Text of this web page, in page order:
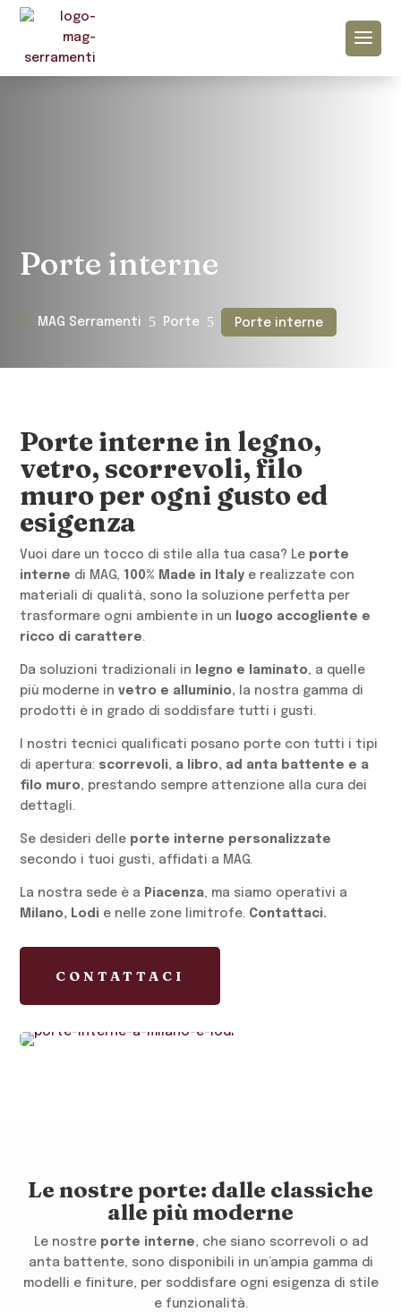
Porte interne
MAG Serramenti 5 Porte 5 Porte interne
Porte interne in legno,
vetro, scorrevoli, filo
muro per ogni gusto ed
esigenza
Vuoi dare un tocco di stile alla tua casa? Le porte
interne di MAG, 100% Made in Italy e realizzate con
materiali di qualità, sono la soluzione perfetta per
trasformare ogni ambiente in un
luogo accogliente e
ricco di carattere.
Da soluzioni tradizionali in legno e laminato, a quelle
più moderne invetro e alluminio, la nostra gamma di
prodotti è in grado di soddisfare tutti i gusti.
I nostri tecnici qualificati posano porte con tutti i tipi
di apertura: scorrevoli, a libro, ad anta battente e a
filo muro, prestando sempre attenzione alla cura dei
dettagli.
Se desideri delle porte interne personalizzate
secondo i tuoi gusti, affidati a MAG.
La nostra sede è a Piacenza, ma siamo operativi a
Milano, Lodi e nelle zone limitrofe. Contattaci.
CONTATTACI
Le nostre porte: dalle classiche
alle più moderne
Le nostre porte interne, che siano scorrevoli o ad
anta battente, sono disponibili in un’ampia gamma di
modelli e finiture, per soddisfare ogni esigenza di stile
e funzionalità.